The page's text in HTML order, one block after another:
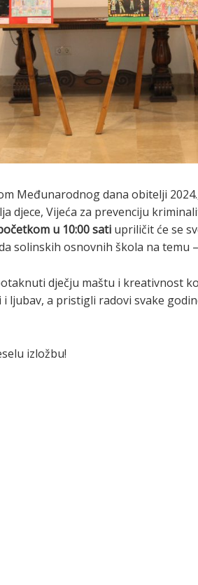
Međunarodnog dana obitelji
djece, Vijeća za prevenciju
u 10:00 sati upriličit će se
solinskih osnovnih škola na temu
dječju maštu i kreativnost
ljubav, a pristigli radovi svake
izložbu!